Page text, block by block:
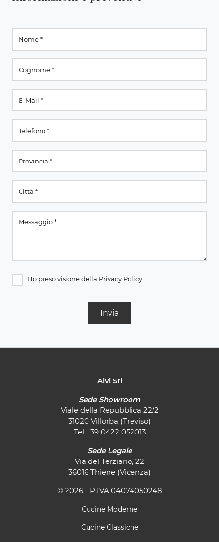
Ho preso visione della Privacy Policy
Invia
Alvi Srl
Sede Showroom
Viale della Repubblica 22/2
31020 Villorba (Treviso)
Tel +39 0422 052013
Sede Legale
Via del Terziario, 22
36016 Thiene (Vicenza)
© 2026 - P.IVA 04074050248
Cucine Moderne
Cucine Classiche